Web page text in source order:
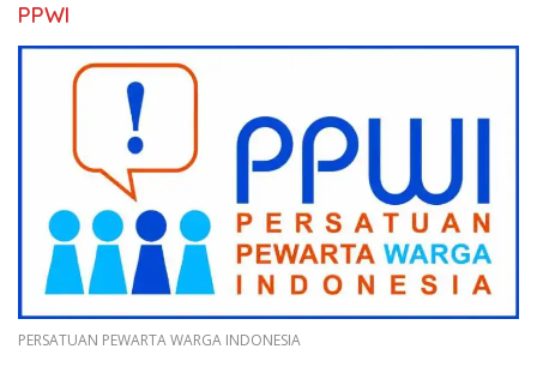
PPWI
PERSATUAN PEWARTA WARGA INDONESIA